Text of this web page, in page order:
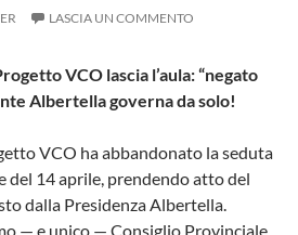
LASCIA UN COMMENTO
VCO lascia l’aula: “negato
Albertella governada solo!
VCO ha abbandonato la seduta
del 14 aprile, prendendo atto del
dalla Presidenza Albertella.
— e unico — Consiglio Provinciale